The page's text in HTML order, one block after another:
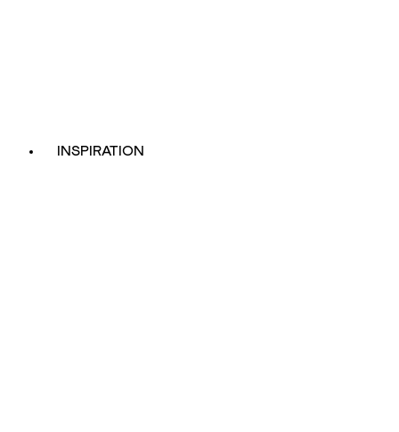
INSPIRATION